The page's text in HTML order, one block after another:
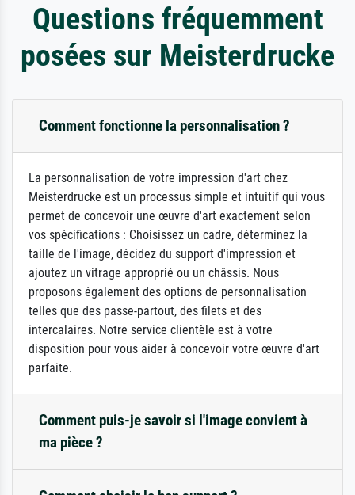
Questions fréquemment
posées sur Meisterdrucke
Comment fonctionne la personnalisation ?
La personnalisation de votre impression d'art chez
Meisterdrucke est un processus simple et intuitif qui vous
permet de concevoir une œuvre d'art exactement selon
vos spécifications : Choisissez un cadre, déterminez la
taille de l'image, décidez du support d'impression et
ajoutez un vitrage approprié ou un châssis. Nous
proposons également des options de personnalisation
telles que des passe-partout, des filets et des
intercalaires. Notre service clientèle est à votre
disposition pour vous aider à concevoir votre œuvre d'art
parfaite.
Comment puis-je savoir si l'image convient à
ma pièce ?